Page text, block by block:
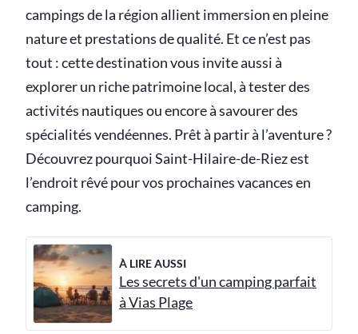
campings de la région allient immersion en pleine
nature et prestations de qualité. Et ce n’est pas
tout : cette destination vous invite aussi à
explorer un riche patrimoine local, à tester des
activités nautiques ou encore à savourer des
spécialités vendéennes. Prêt à partir à l’aventure ?
Découvrez pourquoi Saint-Hilaire-de-Riez est
l’endroit rêvé pour vos prochaines vacances en
camping.
À LIRE AUSSI
Les secrets d'un camping parfait
à Vias Plage